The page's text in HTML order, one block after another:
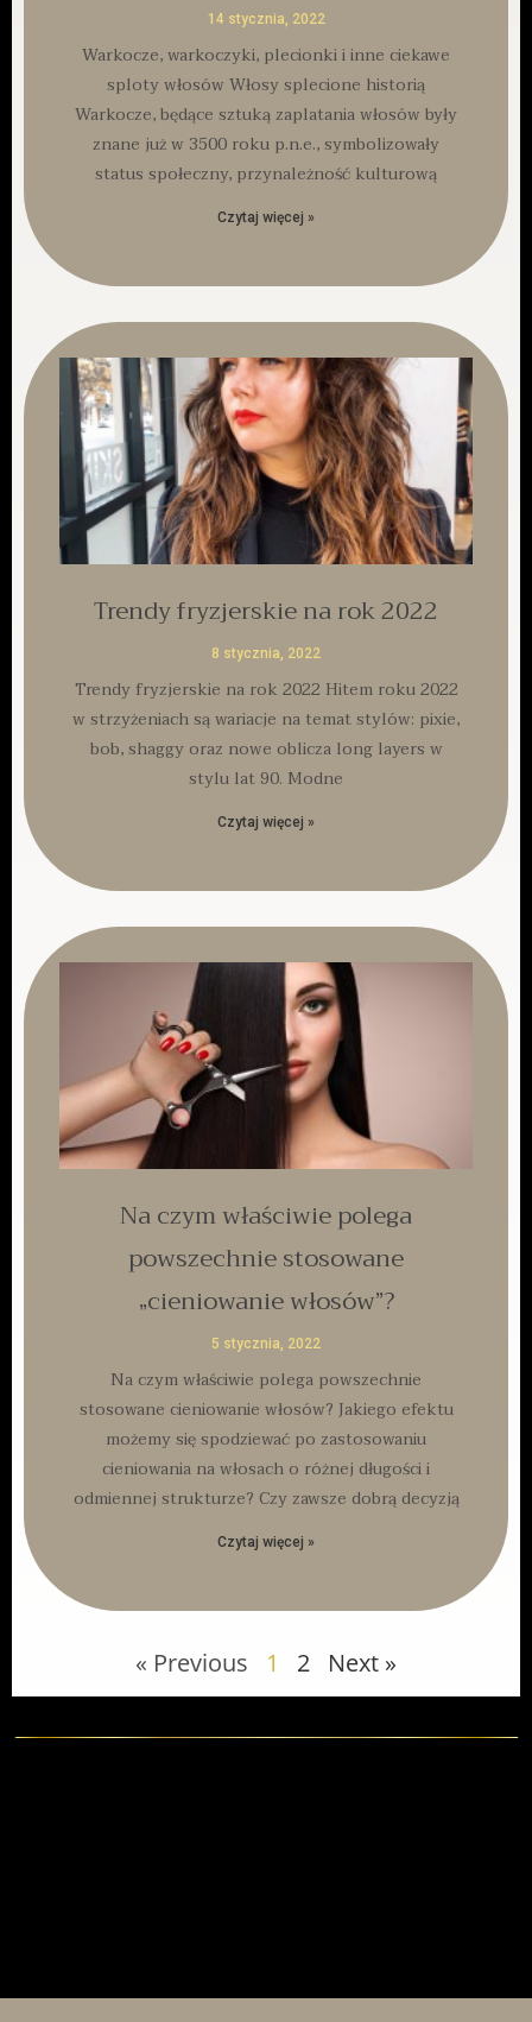
14 stycznia, 2022
Warkocze, warkoczyki, plecionki i inne ciekawe
sploty włosów Włosy splecione historią
Warkocze, będące sztuką zaplatania włosów były
znane już w 3500 roku p.n.e., symbolizowały
status społeczny, przynależność kulturową
Czytaj więcej »
Trendy fryzjerskie na rok 2022
8 stycznia, 2022
Trendy fryzjerskie na rok 2022 Hitem roku 2022
w strzyżeniach są wariacje na temat stylów: pixie,
bob, shaggy oraz nowe oblicza long layers w
stylu lat 90. Modne
Czytaj więcej »
Na czym właściwie polega
powszechnie stosowane
„cieniowanie włosów”?
5 stycznia, 2022
Na czym właściwie polega powszechnie
stosowane cieniowanie włosów? Jakiego efektu
możemy się spodziewać po zastosowaniu
cieniowania na włosach o różnej długości i
odmiennej strukturze? Czy zawsze dobrą decyzją
Czytaj więcej »
« Previous 1 2 Next »